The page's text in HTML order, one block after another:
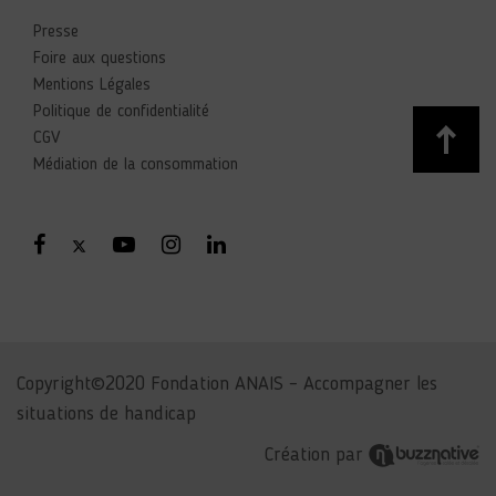
Presse
Foire aux questions
Mentions Légales
Politique de confidentialité
CGV
Médiation de la consommation
Copyright©2020 Fondation ANAIS – Accompagner les
situations de handicap
Création par